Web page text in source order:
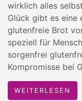
wirklich alles
Glück gibt es eine
glutenfreie Brot
speziell für
sorgenfrei
Kompromisse bei
WEITERLESEN